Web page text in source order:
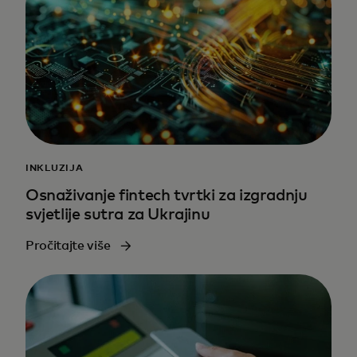
INKLUZIJA
Osnaživanje fintech tvrtki za izgradnju
svjetlije sutra za Ukrajinu
Pročitajte više